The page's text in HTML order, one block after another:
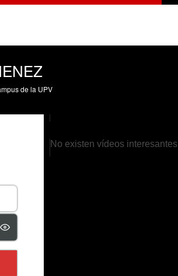
de la UPV
No existen vídeos interesantes